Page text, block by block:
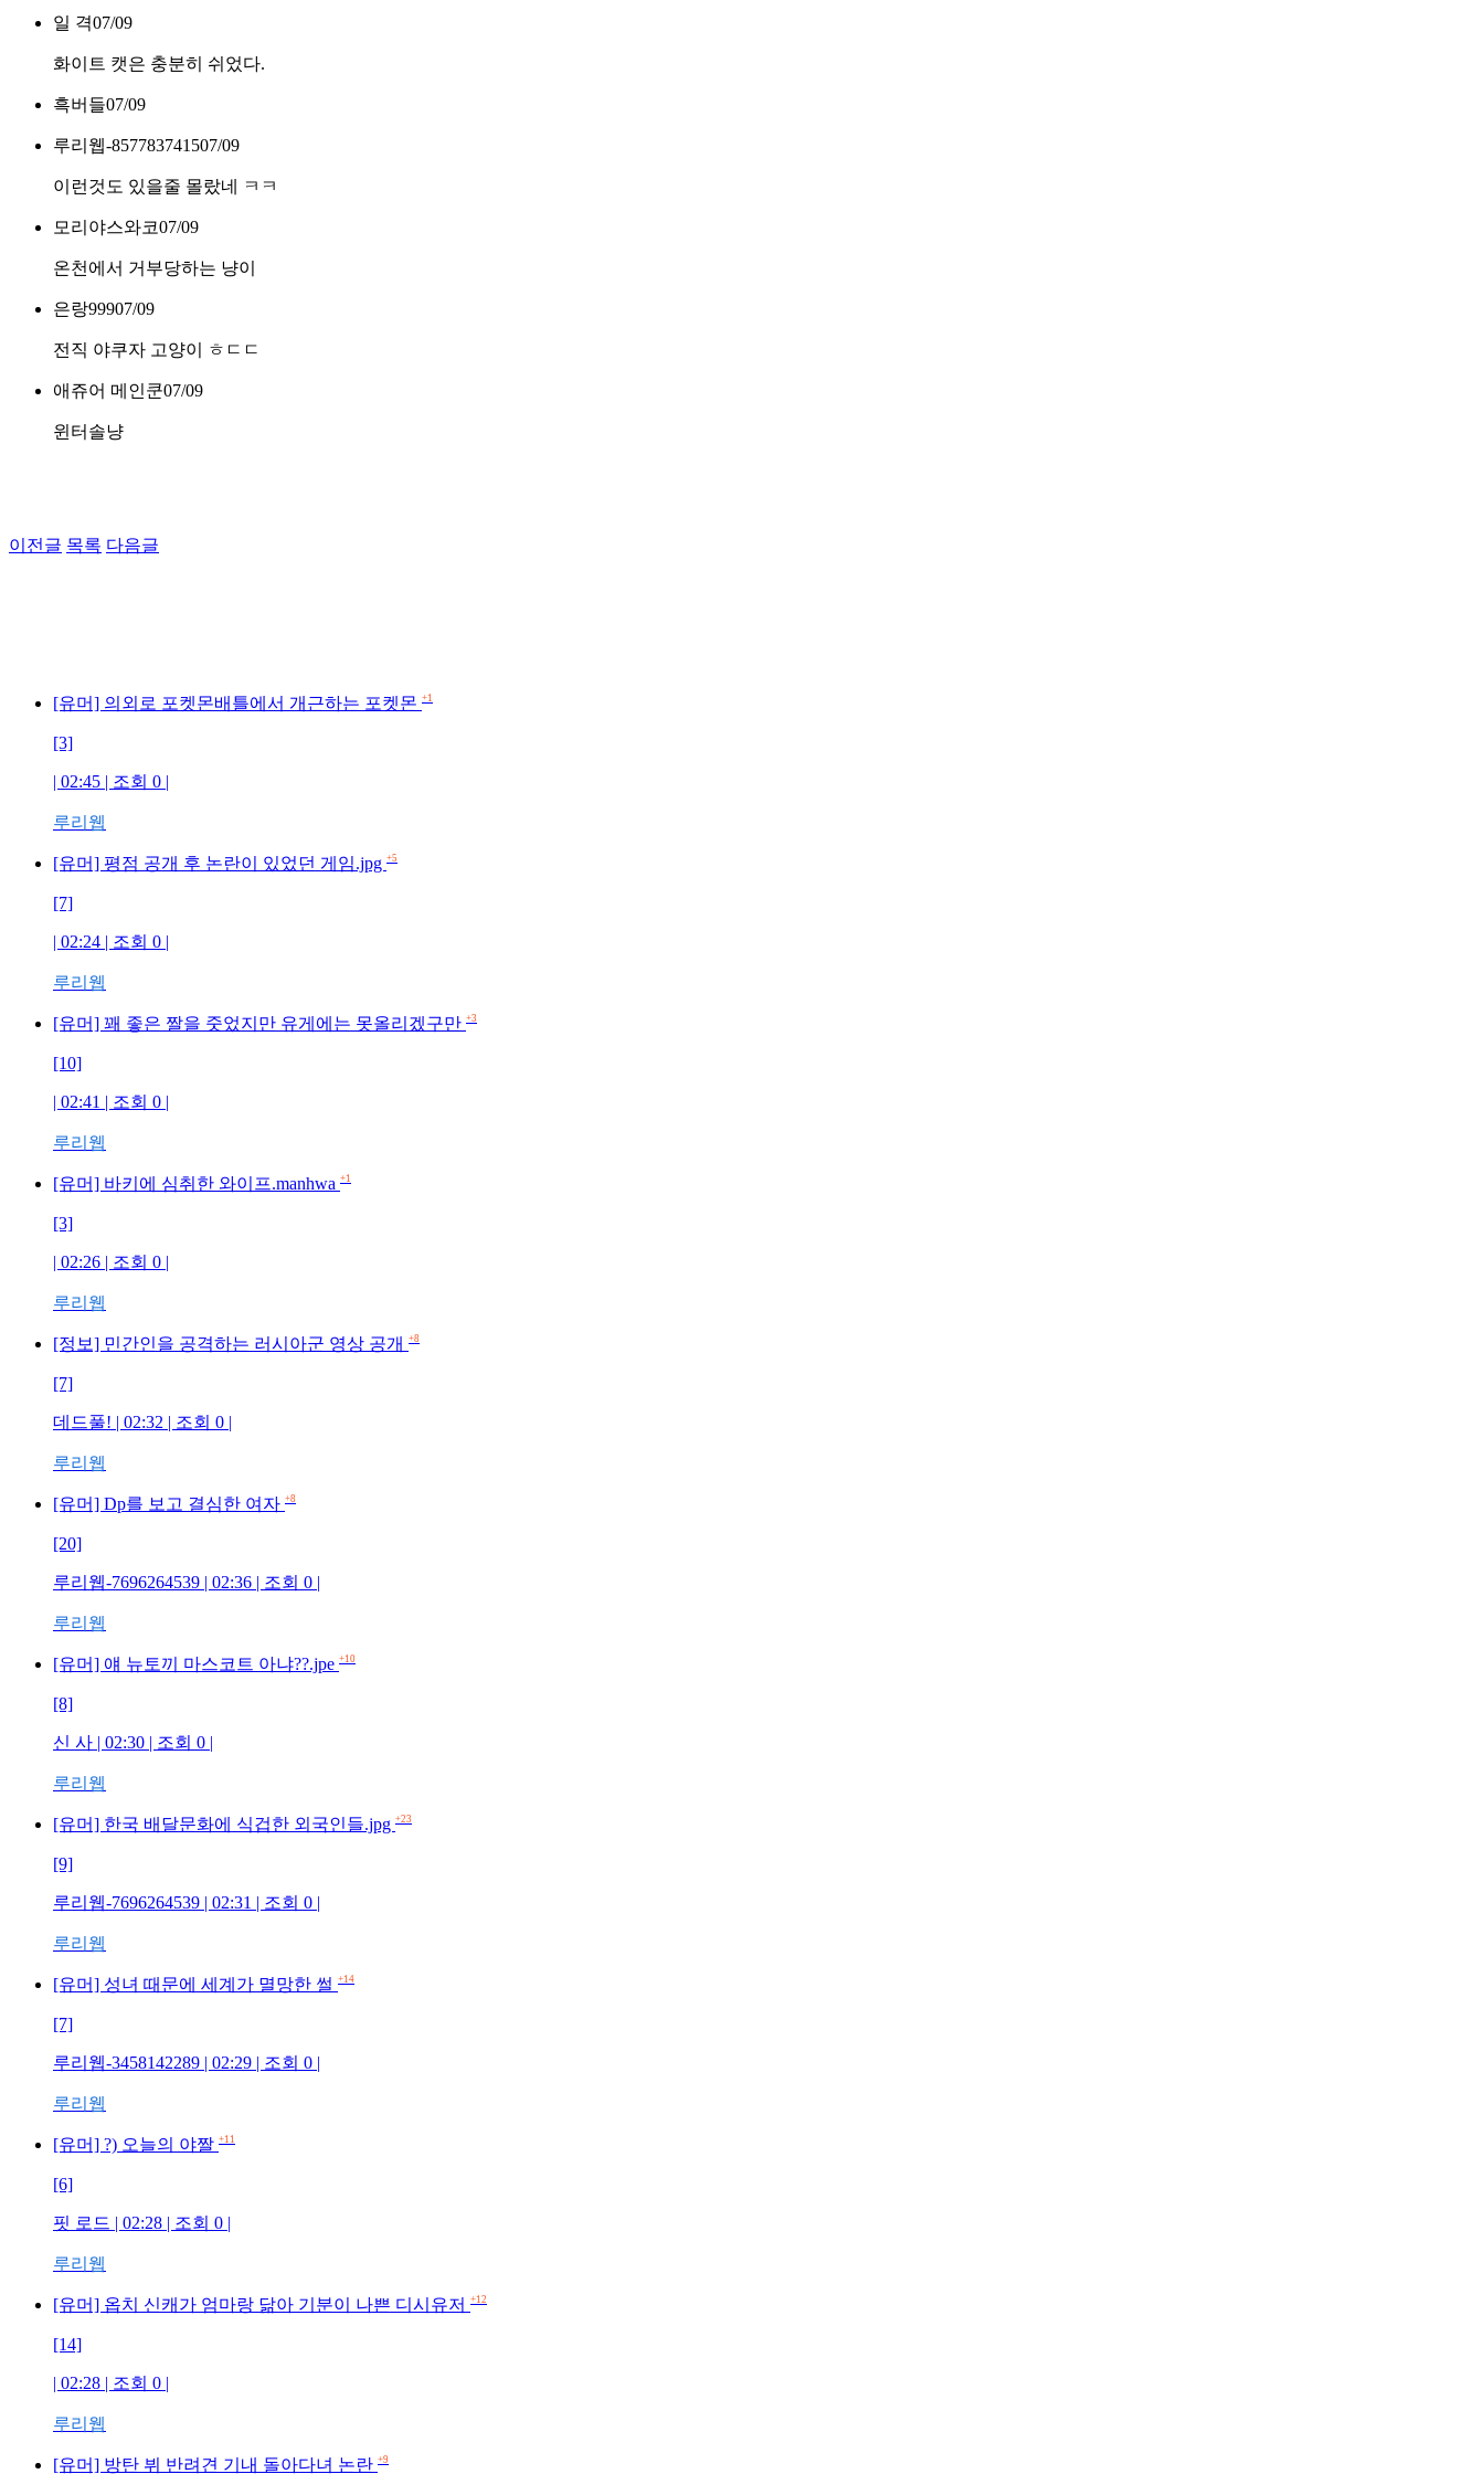
일 격07/09
화이트 캣은 충분히 쉬었다.
흑버들07/09
루리웹-857783741507/09
이런것도 있을줄 몰랐네 ㅋㅋ
모리야스와코07/09
온천에서 거부당하는 냥이
은랑99907/09
전직 야쿠자 고양이 ㅎㄷㄷ
애쥬어 메인쿤07/09
윈터솔냥
이전글 목록 다음글
[유머] 의외로 포켓몬배틀에서 개근하는 포켓몬 +1
[3]
| 02:45 | 조회 0 |
루리웹
[유머] 평점 공개 후 논란이 있었던 게임.jpg +5
[7]
| 02:24 | 조회 0 |
루리웹
[유머] 꽤 좋은 짤을 줏었지만 유게에는 못올리겠구만 +3
[10]
| 02:41 | 조회 0 |
루리웹
[유머] 바키에 심취한 와이프.manhwa +1
[3]
| 02:26 | 조회 0 |
루리웹
[정보] 민간인을 공격하는 러시아군 영상 공개 +8
[7]
데드풀! | 02:32 | 조회 0 |
루리웹
[유머] Dp를 보고 결심한 여자 +8
[20]
루리웹-7696264539 | 02:36 | 조회 0 |
루리웹
[유머] 얘 뉴토끼 마스코트 아냐??.jpe +10
[8]
신 사 | 02:30 | 조회 0 |
루리웹
[유머] 한국 배달문화에 식겁한 외국인들.jpg +23
[9]
루리웹-7696264539 | 02:31 | 조회 0 |
루리웹
[유머] 성녀 때문에 세계가 멸망한 썰 +14
[7]
루리웹-3458142289 | 02:29 | 조회 0 |
루리웹
[유머] ?) 오늘의 야짤 +11
[6]
핏 로드 | 02:28 | 조회 0 |
루리웹
[유머] 옵치 신캐가 엄마랑 닮아 기분이 나쁜 디시유저 +12
[14]
| 02:28 | 조회 0 |
루리웹
[유머] 방탄 뷔 반려견 기내 돌아다녀 논란 +9